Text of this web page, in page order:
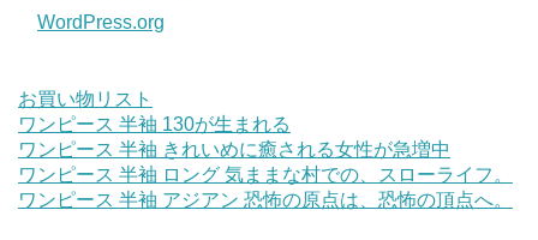
WordPress.org
お買い物リスト
ワンピース 半袖 130が生まれる
ワンピース 半袖 きれいめに癒される女性が急増中
ワンピース 半袖 ロング 気ままな村での、スローライフ。
ワンピース 半袖 アジアン 恐怖の原点は、恐怖の頂点へ。